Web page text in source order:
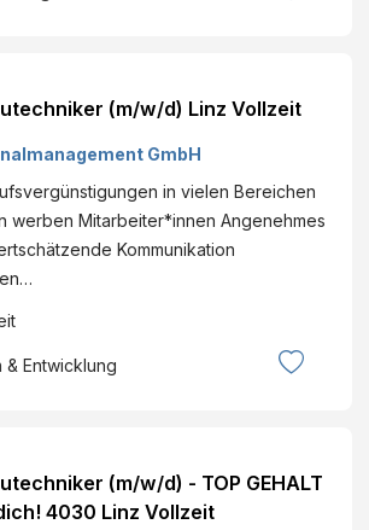
(m/w/d) Linz Vollzeit
GmbH
in vielen Bereichen
werben Mitarbeiter*innen Angenehmes
Kommunikation
& Entwicklung
(m/w/d) - TOP GEHALT
4030 Linz Vollzeit